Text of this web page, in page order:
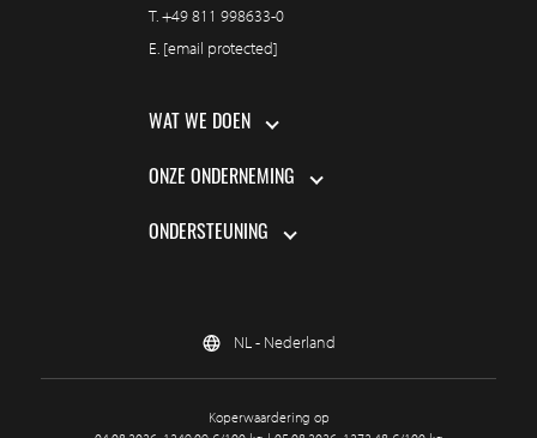
T.+49 811 998633-0
E. [email protected]
WAT WE DOEN
ONZE ONDERNEMING
ONDERSTEUNING
NL - Nederland
Koperwaardering op